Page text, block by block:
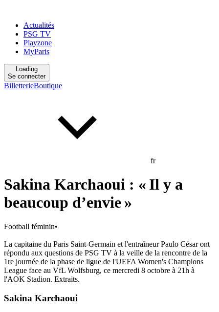
Actualités
PSG TV
Playzone
MyParis
Loading
Se connecter
BilletterieBoutique
fr
Sakina Karchaoui : « Il y a
beaucoup d’envie »
Football féminin•
La capitaine du Paris Saint-Germain et l'entraîneur Paulo César ont
répondu aux questions de PSG TV à la veille de la rencontre de la
1re journée de la phase de ligue de l'UEFA Women's Champions
League face au VfL Wolfsburg, ce mercredi 8 octobre à 21h à
l'AOK Stadion. Extraits.
Sakina Karchaoui